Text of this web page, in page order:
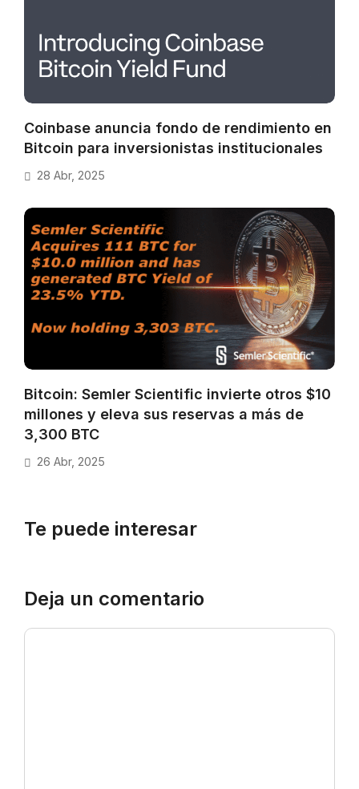
Coinbase anuncia fondo de rendimiento en
Bitcoin para inversionistas institucionales
28 Abr, 2025
Bitcoin: Semler Scientific invierte otros $10
millones y eleva sus reservas a más de
3,300 BTC
26 Abr, 2025
Te puede interesar
Deja un comentario
Comentario